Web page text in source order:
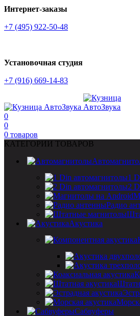
Интернет-заказы
+7 (495) 922-50-48
Установочная студия
+7 (916) 669-14-83
0
0
0 товаров
КАТЕГОРИИ ТОВАРОВ
1
2
Радио
Акустика
Сабвуферы